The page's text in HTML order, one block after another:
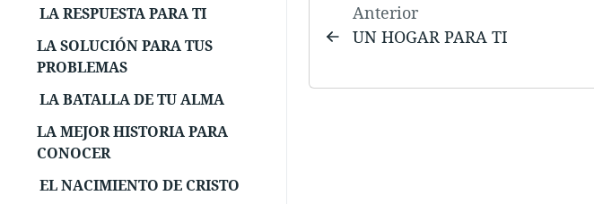
LA RESPUESTA PARA TI
LA SOLUCIÓN PARA TUS
PROBLEMAS
LA BATALLA DE TU ALMA
LA MEJOR HISTORIA PARA
CONOCER
EL NACIMIENTO DE CRISTO
Anterior
UN HOGAR PARA TI